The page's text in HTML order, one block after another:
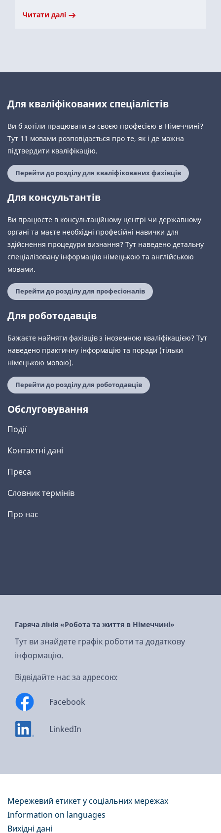
Читати далі
Для кваліфікованих спеціалістів
Ви б хотіли працювати за своєю професією в Німеччині?
Тут 11 мовами розповідається про те, як і де можна
підтвердити кваліфікацію.
Перейти до розділу для кваліфікованих фахівців
Для консультантів
Ви працюєте в консультаційному центрі чи державному
органі та маєте необхідні професійні навички для
здійснення процедури визнання? Тут наведено детальну
спеціалізовану інформацію німецькою та англійською
мовами.
Перейти до розділу для професіоналів
Для роботодавців
Бажаєте найняти фахівців з іноземною кваліфікацією? Тут
наведено практичну інформацію та поради (тільки
німецькою мовою).
Перейти до розділу для роботодавців
Обслуговування
Події
Контактні дані
Преса
Словник термінів
Про нас
Гаряча лінія «Робота та життя в Німеччині»
Тут ви знайдете графік роботи та додаткову
інформацію.
Відвідайте нас за адресою:
Facebook
LinkedIn
Мережевий етикет у соціальних мережах
Information on languages
Вихідні дані